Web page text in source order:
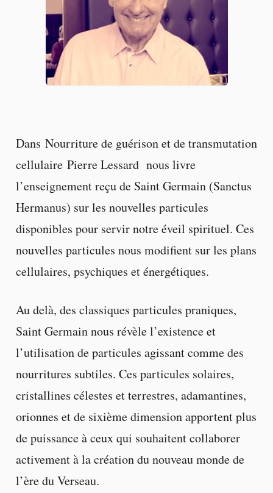
Dans Nourriture de guérison et de transmutation
cellulaire Pierre Lessard nous livre
l’enseignement reçu de Saint Germain (Sanctus
Hermanus) sur les nouvelles particules
disponibles pour servir notre éveil spirituel. Ces
nouvelles particules nous modifient sur les plans
cellulaires, psychiques et énergétiques.
Au delà, des classiques particules praniques,
Saint Germain nous révèle l’existence et
l’utilisation de particules agissant comme des
nourritures subtiles. Ces particules solaires,
cristallines célestes et terrestres, adamantines,
orionnes et de sixième dimension apportent plus
de puissance à ceux qui souhaitent collaborer
activement à la création du nouveau monde de
l’ère du Verseau.